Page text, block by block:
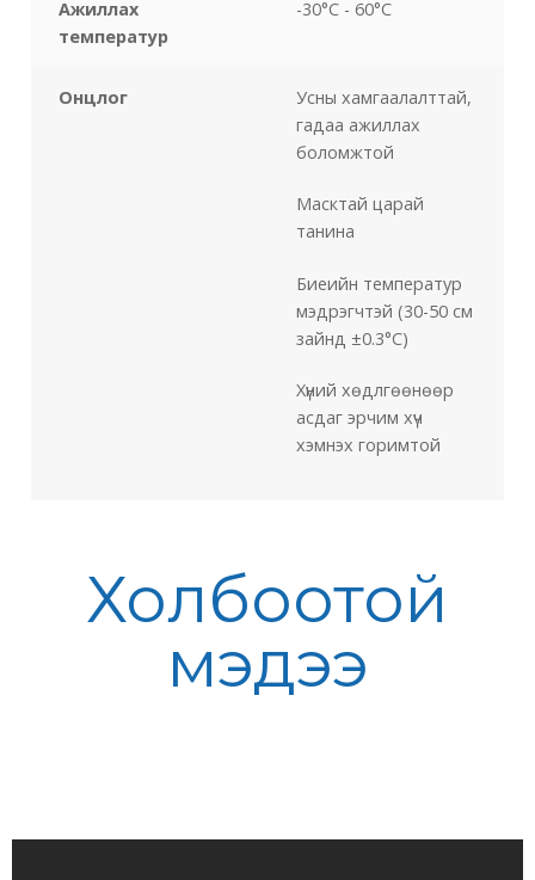
Ажиллах
температур
-30°C - 60°C
Онцлог
Усны хамгаалалттай,
гадаа ажиллах
боломжтой
Масктай царай
танина
Биеийн температур
мэдрэгчтэй (30-50 см
зайнд ±0.3°C)
Хүний хөдлгөөнөөр
асдаг эрчим хүч
хэмнэх горимтой
Холбоотой
мэдээ